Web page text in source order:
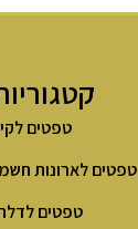
טפטים
טפטים לארונות
טפטים